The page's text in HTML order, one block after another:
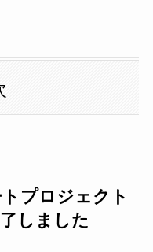
トプロジェクト
しました